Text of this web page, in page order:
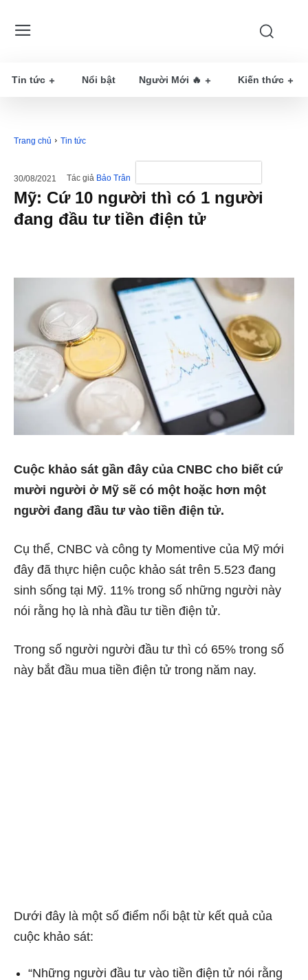
Tin tức Nổi bật Người Mới 🔥 Kiến thức
Trang chủ Tin tức
30/08/2021 Tác giả Bảo Trân
Mỹ: Cứ 10 người thì có 1 người
đang đầu tư tiền điện tử
Cuộc khảo sát gần đây của CNBC cho biết cứ
mười người ở Mỹ sẽ có một hoặc hơn một
người đang đầu tư vào tiền điện tử.
Cụ thể, CNBC và công ty Momentive của Mỹ mới
đây đã thực hiện cuộc khảo sát trên 5.523 đang
sinh sống tại Mỹ. 11% trong số những người này
nói rằng họ là nhà đầu tư tiền điện tử.
Trong số người người đầu tư thì có 65% trong số
này bắt đầu mua tiền điện tử trong năm nay.
Dưới đây là một số điểm nổi bật từ kết quả của
cuộc khảo sát:
“Những người đầu tư vào tiền điện tử nói rằng